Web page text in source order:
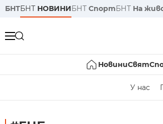
БНТБНТ НОВИНИБНТ СпортБНТ На
НовиниСвят
У нас